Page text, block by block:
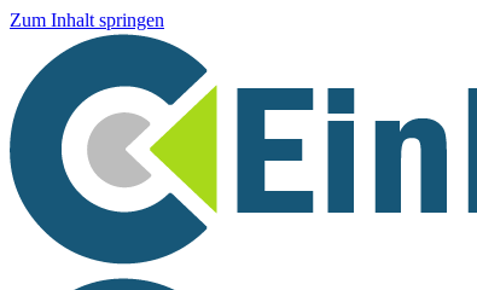
Zum Inhalt springen